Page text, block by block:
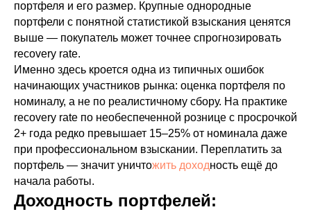
портфеля и его размер. Крупные однородные
портфели с понятной статистикой взыскания ценятся
выше — покупатель может точнее спрогнозировать
recovery rate.
Именно здесь кроется одна из типичных ошибок
начинающих участников рынка: оценка портфеля по
номиналу, а не по реалистичному сбору. На практике
recovery rate по необеспеченной рознице с просрочкой
2+ года редко превышает 15–25% от номинала даже
при профессиональном взыскании. Переплатить за
портфель — значит уничтожить доходность ещё до
начала работы.
Доходность портфелей: